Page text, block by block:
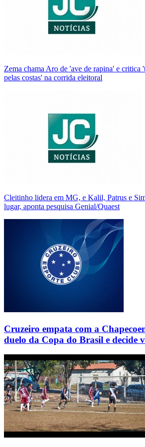
Zema chama Aro de 'ave de rapina' e critica
pelas costas' na corrida eleitoral
Cleitinho lidera em MG, e Kalil, Patrus e
lugar, aponta pesquisa Genial/Quaest
Cruzeiro empata com a
duelo da Copa do Brasil e decide